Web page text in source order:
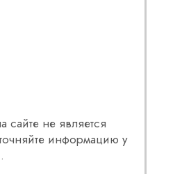
не является
информацию у